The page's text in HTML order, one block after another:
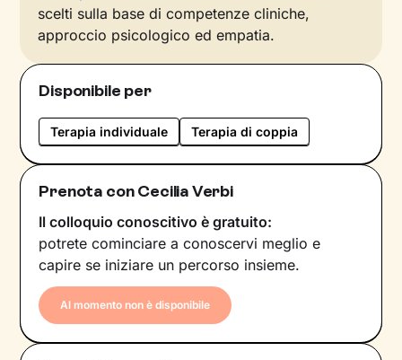
scelti sulla base di competenze cliniche,
approccio psicologico ed empatia.
Disponibile per
Terapia individuale Terapia di coppia
Prenota con Cecilia Verbi
Il colloquio conoscitivo è gratuito:
potrete cominciare a conoscervi meglio e
capire se iniziare un percorso insieme.
Al momento non è disponibile